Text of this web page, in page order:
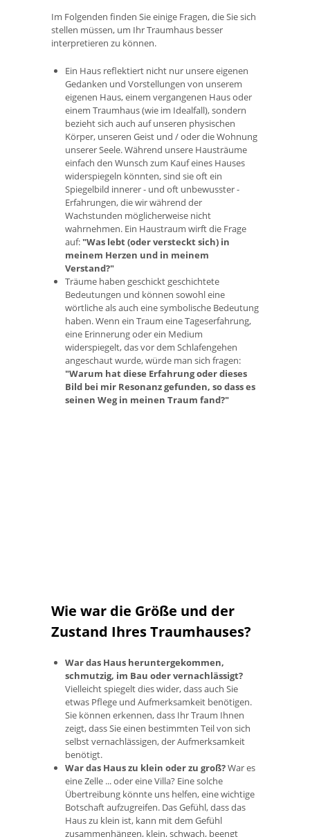
Im Folgenden finden Sie einige Fragen, die Sie sich
stellen müssen, um Ihr Traumhaus besser
interpretieren zu können.
Ein Haus reflektiert nicht nur unsere eigenen
Gedanken und Vorstellungen von unserem
eigenen Haus, einem vergangenen Haus oder
einem Traumhaus (wie im Idealfall), sondern
bezieht sich auch auf unseren physischen
Körper, unseren Geist und / oder die Wohnung
unserer Seele. Während unsere Hausträume
einfach den Wunsch zum Kauf eines Hauses
widerspiegeln könnten, sind sie oft ein
Spiegelbild innerer - und oft unbewusster -
Erfahrungen, die wir während der
Wachstunden möglicherweise nicht
wahrnehmen. Ein Haustraum wirft die Frage
auf: "Was lebt (oder versteckt sich) in
meinem Herzen und in meinem
Verstand?"
Träume haben geschickt geschichtete
Bedeutungen und können sowohl eine
wörtliche als auch eine symbolische Bedeutung
haben. Wenn ein Traum eine Tageserfahrung,
eine Erinnerung oder ein Medium
widerspiegelt, das vor dem Schlafengehen
angeschaut wurde, würde man sich fragen:
"Warum hat diese Erfahrung oder dieses
Bild bei mir Resonanz gefunden, so dass es
seinen Weg in meinen Traum fand?"
Wie war die Größe und der
Zustand Ihres Traumhauses?
War das Haus heruntergekommen,
schmutzig, im Bau oder vernachlässigt?
Vielleicht spiegelt dies wider, dass auch Sie
etwas Pflege und Aufmerksamkeit benötigen.
Sie können erkennen, dass Ihr Traum Ihnen
zeigt, dass Sie einen bestimmten Teil von sich
selbst vernachlässigen, der Aufmerksamkeit
benötigt.
War das Haus zu klein oder zu groß?War es
eine Zelle ... oder eine Villa? Eine solche
Übertreibung könnte uns helfen, eine wichtige
Botschaft aufzugreifen. Das Gefühl, dass das
Haus zu klein ist, kann mit dem Gefühl
zusammenhängen, klein, schwach, beengt